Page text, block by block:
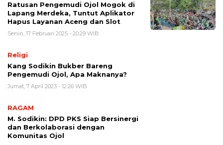
Ratusan Pengemudi Ojol Mogok di
Lapang Merdeka, Tuntut Aplikator
Hapus Layanan Aceng dan Slot
Senin, 17 Februari 2025 - 20:29 WIB
Religi
Kang Sodikin Bukber Bareng
Pengemudi Ojol, Apa Maknanya?
Jumat, 7 April 2023 - 12:26 WIB
RAGAM
M. Sodikin: DPD PKS Siap Bersinergi
dan Berkolaborasi dengan
Komunitas Ojol